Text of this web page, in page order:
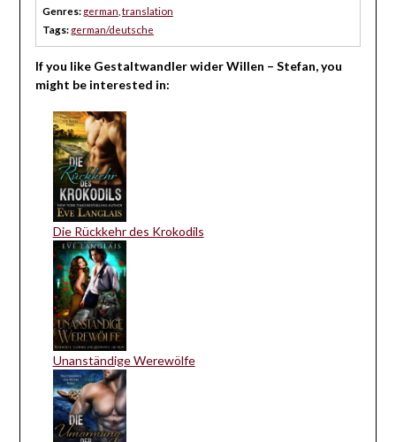
Genres: german translation
Tags: german/deutsche
If you like Gestaltwandler wider Willen – Stefan, you
might be interested in:
Die Rückkehr des Krokodils
Unanständige Werewölfe